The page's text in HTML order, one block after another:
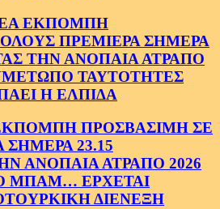
ΕΚΠΟΜΠΗ
ΠΡΕΜΙΕΡΑ ΣΗΜΕΡΑ
ΤΗΝ ΑΝΟΠΑΙΑ ΑΤΡΑΠΟ
ΤΑΥΤΟΤΗΤΕΣ
Η ΕΛΠΙΔΑ
ΠΡΟΣΒΑΣΙΜΗ ΣΕ
23.15
ΑΝΟΠΑΙΑ ΑΤΡΑΠΟ 2026
ΜΠΑΜ… ΕΡΧΕΤΑΙ
ΔΙΕΝΕΞΗ